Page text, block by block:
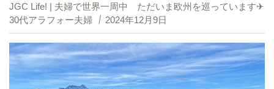
JGC Life! | 夫婦で世界一周中 ただいま欧州を巡っています✈︎
30代アラフォー夫婦
2024年12月9日